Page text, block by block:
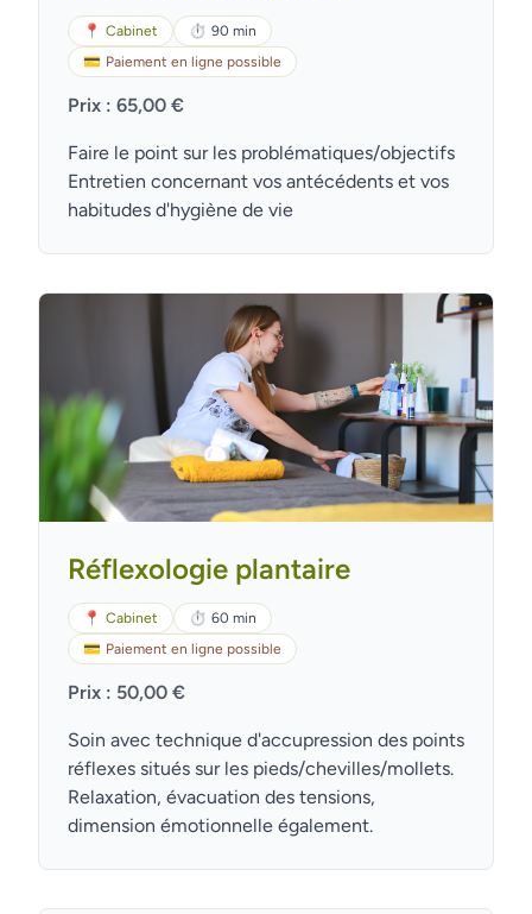
📍 Cabinet ⏱ 90 min
💳 Paiement en ligne possible
Prix : 65,00 €
Faire le point sur les problématiques/objectifs
Entretien concernant vos antécédents et vos
habitudes d'hygiène de vie
Réflexologie plantaire
📍 Cabinet ⏱ 60 min
💳 Paiement en ligne possible
Prix : 50,00 €
Soin avec technique d'accupression des points
réflexes situés sur les pieds/chevilles/mollets.
Relaxation, évacuation des tensions,
dimension émotionnelle également.